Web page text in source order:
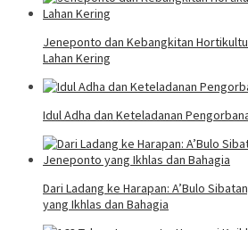
Jeneponto dan Kebangkitan
Lahan Kering
Idul Adha dan Keteladanan
Dari Ladang ke Harapan: A’Bulo
yang Ikhlas dan Bahagia